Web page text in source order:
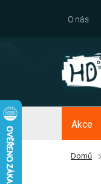
O nás
Akce
Domů